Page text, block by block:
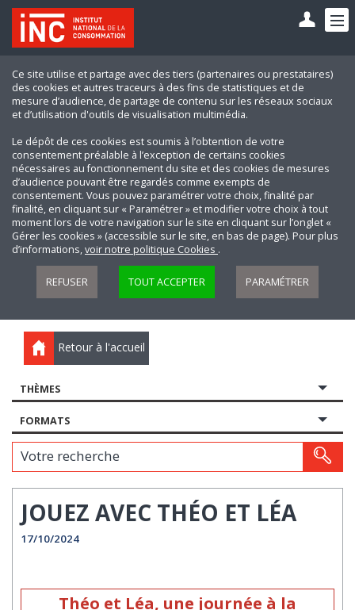
Ce site utilise et partage avec des tiers (partenaires ou prestataires)
des cookies et autres traceurs à des fins de statistiques et de
mesure d’audience, de partage de contenu sur les réseaux sociaux
et d’utilisation d'outils de visualisation multimédia.
Le dépôt de ces cookies est soumis à l’obtention de votre
consentement préalable à l’exception de certains cookies
nécessaires au fonctionnement du site et des cookies de mesures
d’audience pouvant être regardés comme exempts de
consentement. Vous pouvez paramétrer votre choix, finalité par
finalité, en cliquant sur « Paramétrer » et modifier votre choix à tout
moment lors de votre navigation sur le site en cliquant sur l’onglet «
Gérer les cookies » (accessible sur le site, en bas de page). Pour plus
d’informations,voir notre politique Cookies .
REFUSER TOUT ACCEPTER PARAMÉTRER
Retour à l'accueil
THÈMES
FORMATS
Votre recherche
JOUEZ AVEC THÉO ET LÉA
17/10/2024
Théo et Léa, une journée à la